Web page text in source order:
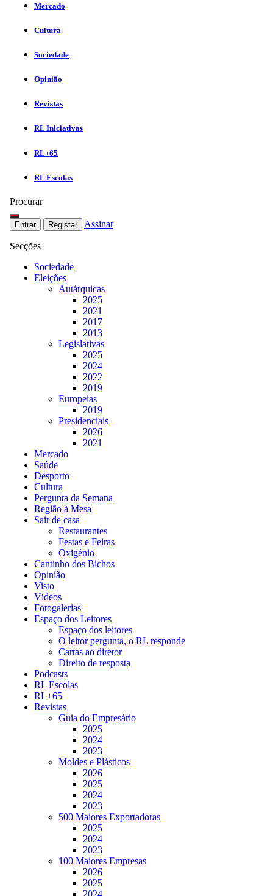
Mercado
Cultura
Sociedade
Opinião
Revistas
RL Iniciativas
RL+65
RL Escolas
Procurar
Entrar Registar Assinar
Secções
Sociedade
Eleições
Autárquicas
2025
2021
2017
2013
Legislativas
2025
2024
2022
2019
Europeias
2019
Presidenciais
2026
2021
Mercado
Saúde
Desporto
Cultura
Pergunta da Semana
Região à Mesa
Sair de casa
Restaurantes
Festas e Feiras
Oxigénio
Cantinho dos Bichos
Opinião
Visto
Vídeos
Fotogalerias
Espaço dos Leitores
Espaço dos leitores
O leitor pergunta, o RL responde
Cartas ao diretor
Direito de resposta
Podcasts
RL Escolas
RL+65
Revistas
Guia do Empresário
2025
2024
2023
Moldes e Plásticos
2026
2025
2024
2023
500 Maiores Exportadoras
2025
2024
2023
100 Maiores Empresas
2026
2025
2024